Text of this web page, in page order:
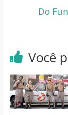
Do
Você